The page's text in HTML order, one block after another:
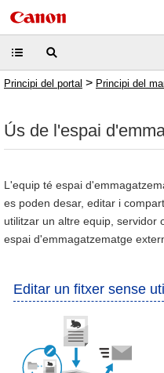
Principi del portal > Principi del
Ús de l'espai
L'equip té espai
es poden desar, editar i
utilitzar un altre equip, servidor
espai d'emmagatzematge
Editar un fitxer sense